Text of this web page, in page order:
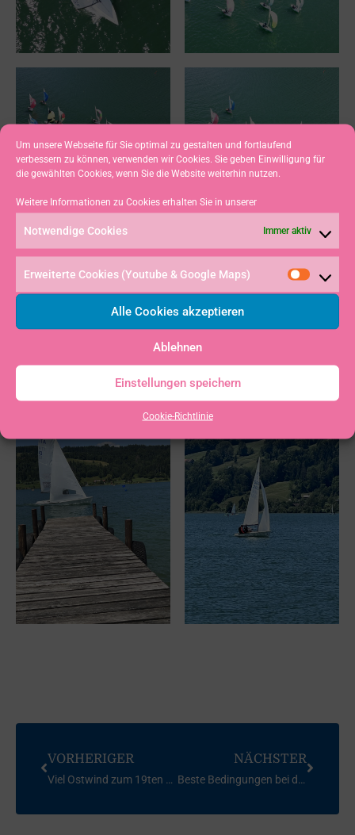
Um unsere Webseite für Sie optimal zu gestalten und fortlaufend
verbessern zu können, verwenden wir Cookies. Sie geben Einwilligung für
die gewählten Cookies, wenn Sie die Website weiterhin nutzen.
Weitere Informationen zu Cookies erhalten Sie in unserer
Notwendige Cookies Immer aktiv
Erweiterte Cookies (Youtube & Google Maps)
Alle Cookies akzeptieren
Ablehnen
Einstellungen speichern
Cookie-Richtlinie
VORHERIGER
Viel Ostwind zum 19ten Alpsee Skiffweekend
NÄCHSTER
Beste Bedingungen bei der „Deutschen“